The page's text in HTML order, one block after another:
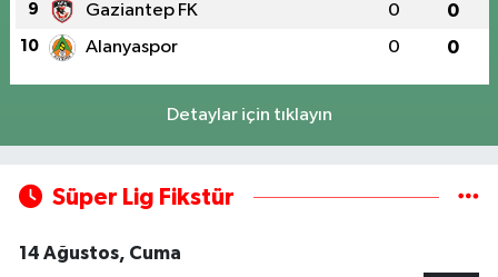
9 Gaziantep FK 0 0
10 Alanyaspor 0 0
Detaylar için tıklayın
Süper Lig Fikstür
14 Ağustos, Cuma